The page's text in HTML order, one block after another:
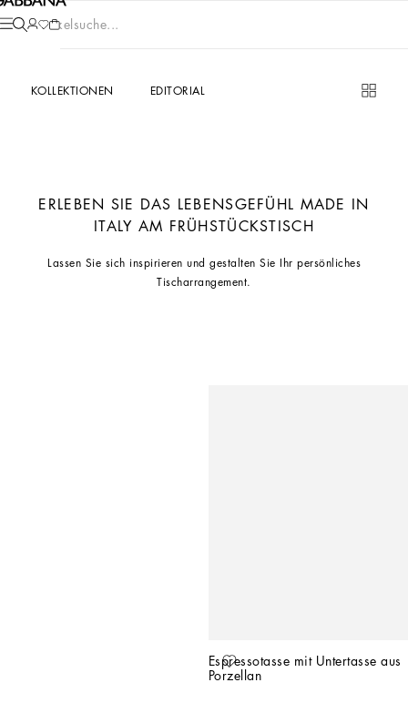
Artikelsuche...
KOLLEKTIONEN EDITORIAL
ERLEBEN SIE DAS LEBENSGEFÜHL MADE IN
ITALY AM FRÜHSTÜCKSTISCH
Lassen Sie sich inspirieren und gestalten Sie Ihr persönliches
Tischarrangement.
Espressotasse mit Untertasse aus
Porzellan